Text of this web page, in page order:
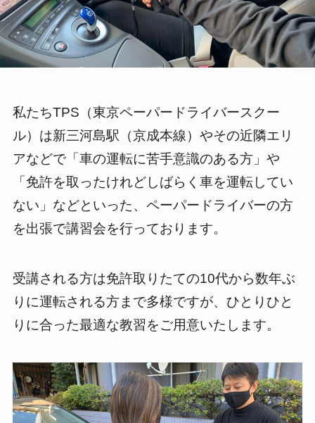
私たちTPS（東京ペーパードライバースクー
ル）は新三河島駅（京成本線）やその近隣エリ
アなどで「車の運転に苦手意識のある方」や
「免許を取ったけれどしばらく車を運転してい
ない」などといった、ペーパードライバーの方
を出張で講習会を行っております。
受講される方は免許取りたての10代から数年ぶ
りに運転される方まで多様ですが、ひとりひと
りに合った最適な教習をご用意いたします。